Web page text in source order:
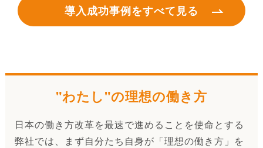
導入成功事例をすべて見る
"わたし"の理想の働き方
日本の働き方改革を最速で進めることを使命とする
弊社では、まず自分たち自身が「理想の働き方」を